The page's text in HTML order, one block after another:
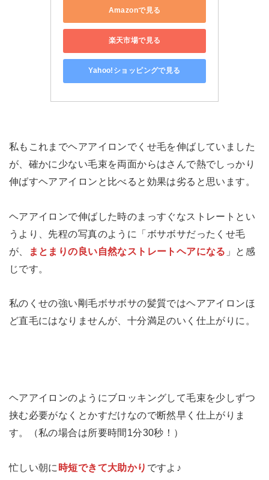
Amazonで見る
楽天市場で見る
Yahoo!ショッピングで見る
私もこれまでヘアアイロンでくせ毛を伸ばしていました
が、確かに少ない毛束を両面からはさんで熱でしっかり
伸ばすヘアアイロンと比べると効果は劣ると思います。
ヘアアイロンで伸ばした時のまっすぐなストレートとい
うより、先程の写真のように「ボサボサだったくせ毛
が、
まとまりの良い自然なストレートヘアになる 」と感
じです。
私のくせの強い剛毛ボサボサの髪質ではヘアアイロンほ
ど直毛にはなりませんが、十分満足のいく仕上がりに。
ヘアアイロンのようにブロッキングして毛束を少しずつ
挟む必要がなくとかすだけなので断然早く仕上がりま
す。（私の場合は所要時間1分30秒！）
忙しい朝に 時短できて大助かり ですよ♪